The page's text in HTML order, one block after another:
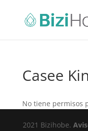
Casee
No tiene permisos
2021 Bizihobe.